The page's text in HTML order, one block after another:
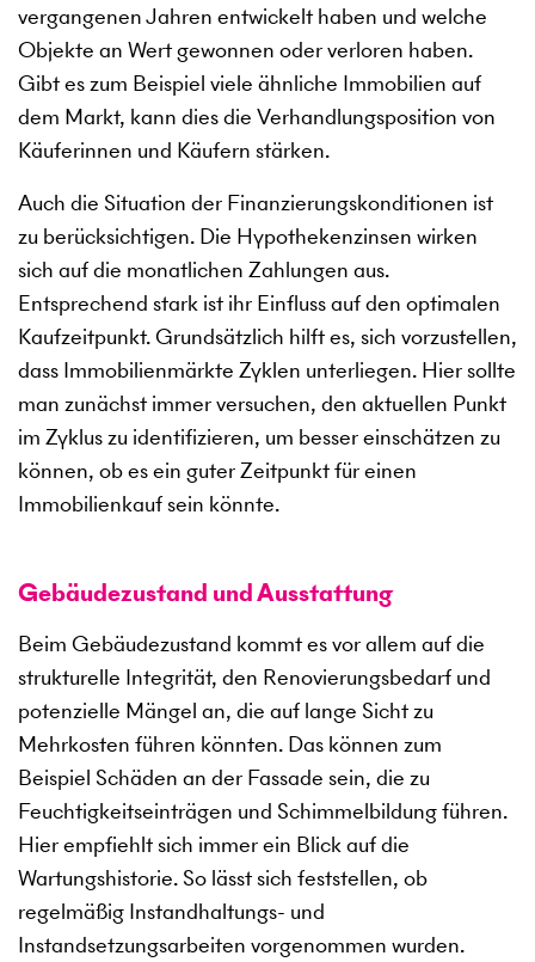
vergangenen Jahren entwickelt haben und welche
Objekte an Wert gewonnen oder verloren haben.
Gibt es zum Beispiel viele ähnliche Immobilien auf
dem Markt, kann dies die Verhandlungsposition von
Käuferinnen und Käufern stärken.
Auch die Situation der Finanzierungskonditionen ist
zu berücksichtigen. Die Hypothekenzinsen wirken
sich auf die monatlichen Zahlungen aus.
Entsprechend stark ist ihr Einfluss auf den optimalen
Kaufzeitpunkt. Grundsätzlich hilft es, sich vorzustellen,
dass Immobilienmärkte Zyklen unterliegen. Hier sollte
man zunächst immer versuchen, den aktuellen Punkt
im Zyklus zu identifizieren, um besser einschätzen zu
können, ob es ein guter Zeitpunkt für einen
Immobilienkauf sein könnte.
Gebäudezustand und Ausstattung
Beim Gebäudezustand kommt es vor allem auf die
strukturelle Integrität, den Renovierungsbedarf und
potenzielle Mängel an, die auf lange Sicht zu
Mehrkosten führen könnten. Das können zum
Beispiel Schäden an der Fassade sein, die zu
Feuchtigkeitseinträgen und Schimmelbildung führen.
Hier empfiehlt sich immer ein Blick auf die
Wartungshistorie. So lässt sich feststellen, ob
regelmäßig Instandhaltungs- und
Instandsetzungsarbeiten vorgenommen wurden.